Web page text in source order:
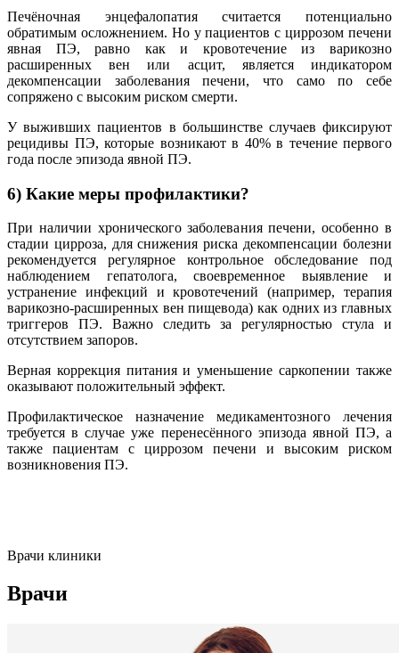
Печёночная энцефалопатия считается потенциально
обратимым осложнением. Но у пациентов с циррозом печени
явная ПЭ, равно как и кровотечение из варикозно
расширенных вен или асцит, является индикатором
декомпенсации заболевания печени, что само по себе
сопряжено с высоким риском смерти.
У выживших пациентов в большинстве случаев фиксируют
рецидивы ПЭ, которые возникают в 40% в течение первого
года после эпизода явной ПЭ.
6) Какие меры профилактики?
При наличии хронического заболевания печени, особенно в
стадии цирроза, для снижения риска декомпенсации болезни
рекомендуется регулярное контрольное обследование под
наблюдением гепатолога, своевременное выявление и
устранение инфекций и кровотечений (например, терапия
варикозно-расширенных вен пищевода) как одних из главных
триггеров ПЭ. Важно следить за регулярностью стула и
отсутствием запоров.
Верная коррекция питания и уменьшение саркопении также
оказывают положительный эффект.
Профилактическое назначение медикаментозного лечения
требуется в случае уже перенесённого эпизода явной ПЭ, а
также пациентам с циррозом печени и высоким риском
возникновения ПЭ.
Врачи клиники
Врачи